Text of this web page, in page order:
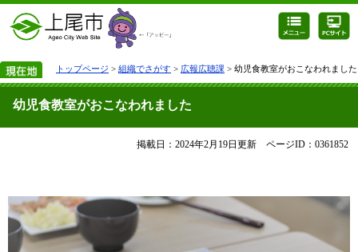
トップページ > 組織でさがす > 広報広聴課 > 幼児食教室がおこなわれました
幼児食教室がおこなわれました
掲載日：2024年2月19日更新 ページID：0361852